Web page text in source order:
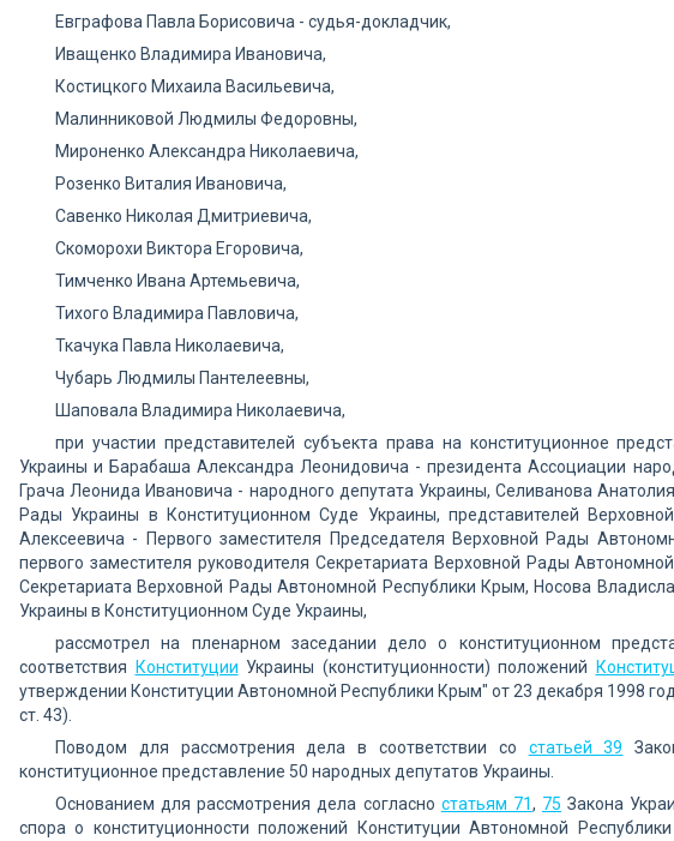
Евграфова Павла Борисовича - судья-докладчик,
Иващенко Владимира Ивановича,
Костицкого Михаила Васильевича,
Малинниковой Людмилы Федоровны,
Мироненко Александра Николаевича,
Розенко Виталия Ивановича,
Савенко Николая Дмитриевича,
Скоморохи Виктора Егоровича,
Тимченко Ивана Артемьевича,
Тихого Владимира Павловича,
Ткачука Павла Николаевича,
Чубарь Людмилы Пантелеевны,
Шаповала Владимира Николаевича,
при участии представителей субъекта права на конституционное
Украины и Барабаша Александра Леонидовича - президента Ассоциации
Грача Леонида Ивановича - народного депутата Украины, Селиванова
Рады Украины в Конституционном Суде Украины, представителей
Алексеевича - Первого заместителя Председателя Верховной Рады
первого заместителя руководителя Секретариата Верховной Рады
Секретариата Верховной Рады Автономной Республики Крым, Носова
Украины в Конституционном Суде Украины,
рассмотрел на пленарном заседании дело о конституционном
соответствия
Конституции Украины (конституционности) положений
утверждении Конституции Автономной Республики Крым" от 23 декабря 1998
ст. 43).
Поводом для рассмотрения дела в соответствии со статьей 39
конституционное представление 50 народных депутатов Украины.
Основанием для рассмотрения дела согласно статьям 71, 75 Закона
спора о конституционности положений Конституции Автономной